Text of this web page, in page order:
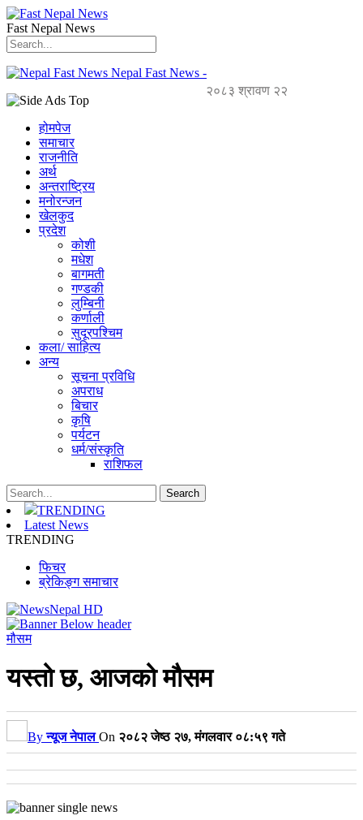
Fast Nepal News
Nepal Fast News -
२०८३ श्रावण २२
होमपेज
समाचार
राजनीति
अर्थ
अन्तराष्ट्रिय
मनोरन्जन
खेलकुद
प्रदेश
कोशी
मधेश
बागमती
गण्डकी
लुम्बिनी
कर्णाली
सुदूरपश्चिम
कला/ साहित्य
अन्य
सूचना प्रविधि
अपराध
बिचार
कृषि
पर्यटन
धर्म/संस्कृति
राशिफल
TRENDING
Latest News
TRENDING
फिचर
ब्रेकिङ्ग समाचार
मौसम
यस्तो छ, आजको मौसम
Byन्यूज नेपाल On २०८२ जेष्ठ २७, मंगलवार ०८:५९ गते